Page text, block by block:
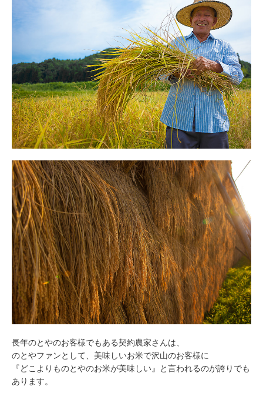
長年のとやのお客様でもある契約農家さんは、
のとやファンとして、美味しいお米で沢山のお客様に
『どこよりものとやのお米が美味しい』と言われるのが誇りでも
あります。